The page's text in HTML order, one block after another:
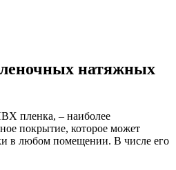
натяжных
пленка, – наиболее
покрытие, которое может
в любом помещении. В числе его